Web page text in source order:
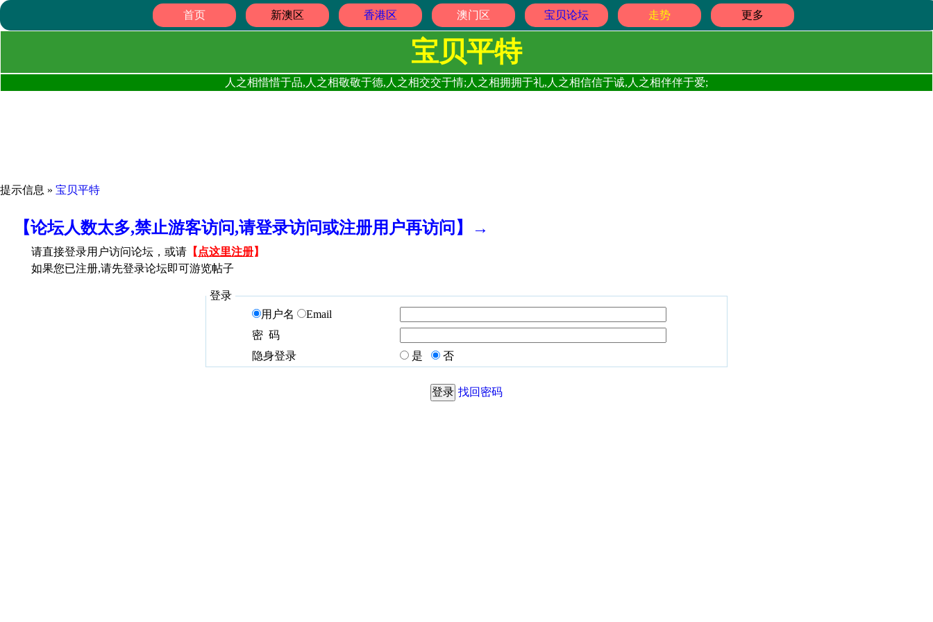
首页 新澳区 香港区 澳门区 宝贝论坛 走势 更多
宝贝平特
人之相惜惜于品,人之相敬敬于德,人之相交交于情;人之相拥拥于礼,人之相信信于诚,人之相伴伴于爱;
提示信息 » 宝贝平特
【论坛人数太多,禁止游客访问,请登录访问或注册用户再访问】→
请直接登录用户访问论坛，或请 【 点这里注册】
如果您已注册,请先登录论坛即可游览帖子
登录
用户名
Email
密 码
隐身登录
是 否
找回密码